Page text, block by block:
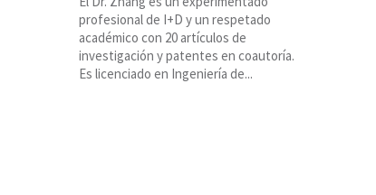
profesional de I+D y un respetado
académico con 20 artículos de
investigación y patentes en coautoría.
Es licenciado en Ingeniería de...